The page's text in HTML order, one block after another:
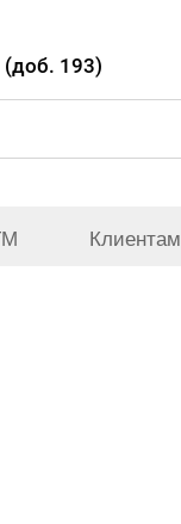
193)
Клиентам